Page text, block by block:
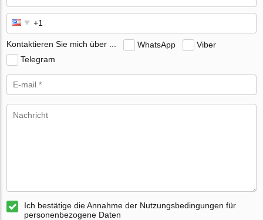
Kontaktieren Sie mich über ... WhatsApp
Viber
Telegram
Ich bestätige die Annahme der Nutzungsbedingungen für
personenbezogene Daten